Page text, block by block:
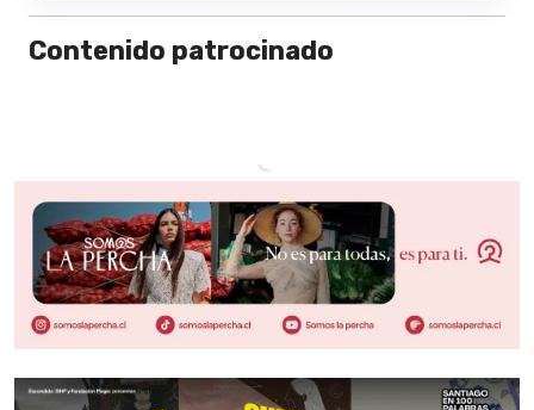
Contenido patrocinado